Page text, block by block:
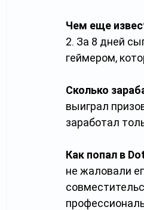
Чем еще
2. За 8 дней
геймером,
Сколько
выиграл
заработал
Как попал в
не жаловали